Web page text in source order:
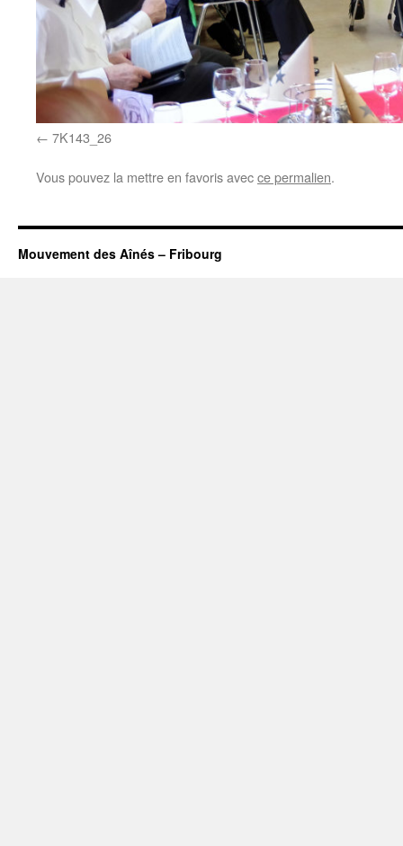
7K143_26
Vous pouvez la mettre en favoris avecce permalien.
Mouvement des Aînés – Fribourg